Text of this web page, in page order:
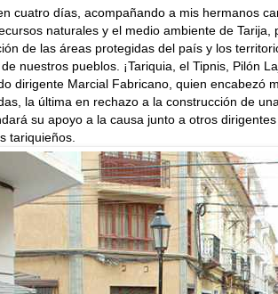
cuatro días, acompañando a mis hermanos
naturales y el medio ambiente de Tarija,
de las áreas protegidas del país y los
nuestros pueblos. ¡Tariquia, el Tipnis, Pilón
dirigente Marcial Fabricano, quien encabezó
la última en rechazo a la construcción de
su apoyo a la causa junto a otros
tariquieños.